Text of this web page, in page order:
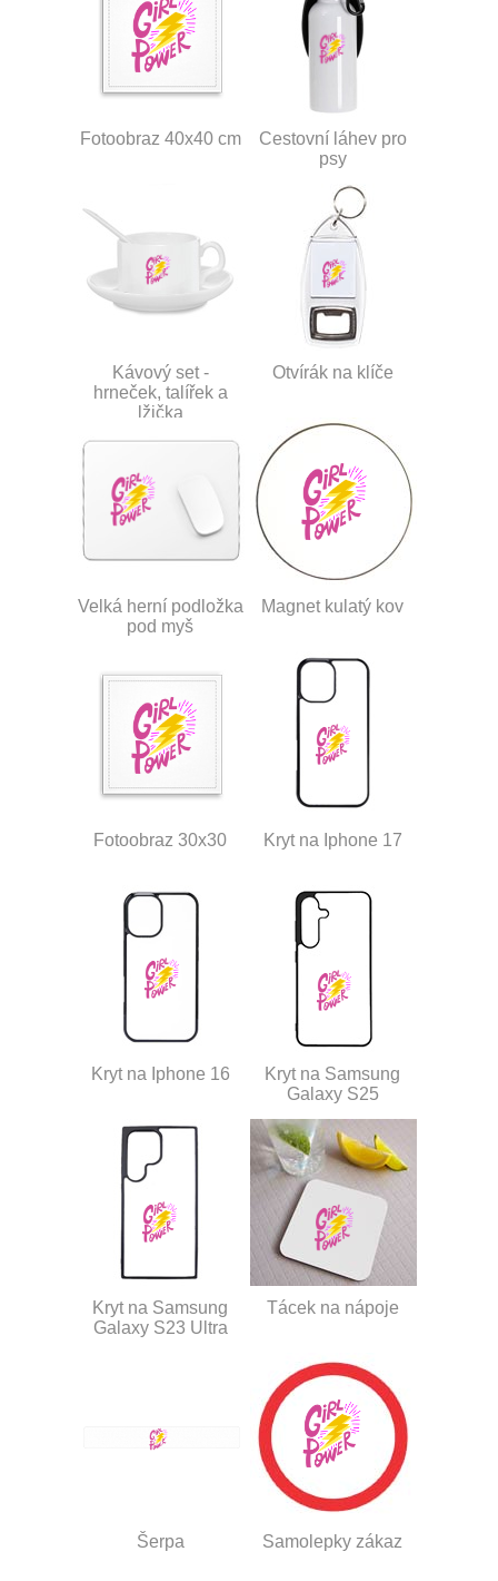
Fotoobraz 40x40 cm
Cestovní láhev pro
psy
Kávový set -
hrneček, talířek a
lžička
Otvírák na klíče
Velká herní podložka
pod myš
Magnet kulatý kov
Fotoobraz 30x30 Kryt na Iphone 17
Kryt na Iphone 16
Kryt na Samsung
Galaxy S25
Kryt na Samsung
Galaxy S23 Ultra
Tácek na nápoje
Šerpa Samolepky zákaz